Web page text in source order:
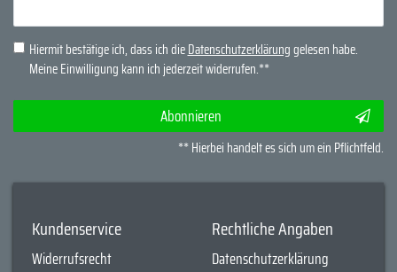
Hiermit bestätige ich, dass ich dieDaten­schutz­erklärunggelesen habe.
Meine Einwilligung kann ich jederzeit widerrufen.**
Abonnieren
** Hierbei handelt es sich um ein Pflichtfeld.
Kundenservice
Widerrufsrecht
Rechtliche Angaben
Datenschutzerklärung